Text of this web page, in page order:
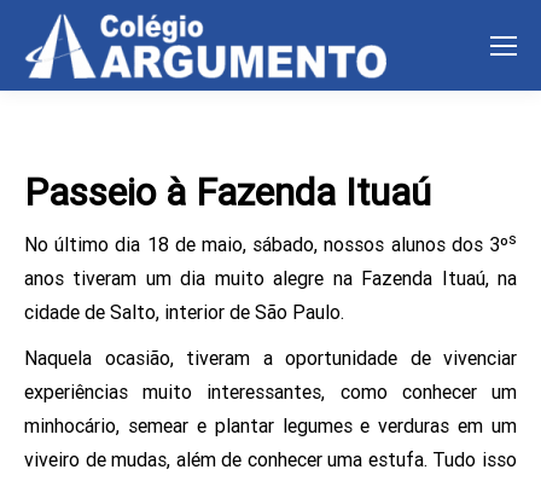
Passeio à Fazenda Ituaú
No último dia 18 de maio, sábado, nossos alunos dos 3ºs
anos tiveram um dia muito alegre na Fazenda Ituaú, na
cidade de Salto, interior de São Paulo.
Naquela ocasião, tiveram a oportunidade de vivenciar
experiências muito interessantes, como conhecer um
minhocário, semear e plantar legumes e verduras em um
viveiro de mudas, além de conhecer uma estufa. Tudo isso